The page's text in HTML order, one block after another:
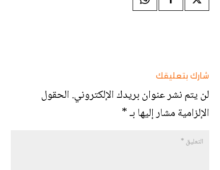
شارك بتعليقك
لن يتم نشر عنوان بريدك الإلكتروني.الحقول
الإلزامية مشار إليها بـ*